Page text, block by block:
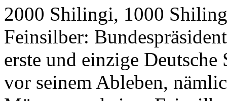
2000 Shilingi, 1000
Feinsilber:
erste und einzige Deutsche
vor seinem Ableben,